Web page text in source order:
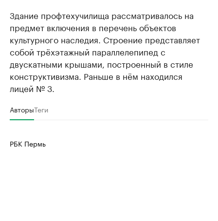
Здание профтехучилища рассматривалось на
предмет включения в перечень объектов
культурного наследия. Строение представляет
собой трёхэтажный параллелепипед с
двускатными крышами, построенный в стиле
конструктивизма. Раньше в нём находился
лицей № 3.
АвторыТеги
РБК Пермь